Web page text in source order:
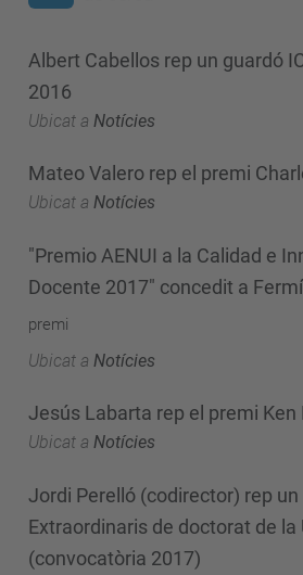
Albert Cabellos rep un guardó
2016
Ubicat a Notícies
Mateo Valero rep el premi
Ubicat a Notícies
"Premio AENUI a la Calidad e
Docente 2017" concedit a
premi
Ubicat a Notícies
Jesús Labarta rep el premi Ken
Ubicat a Notícies
Jordi Perelló (codirector) rep
Extraordinaris de doctorat de la
(convocatòria 2017)